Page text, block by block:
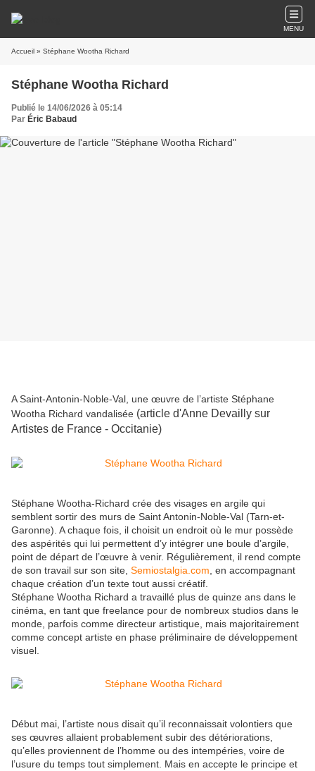
MENU
Accueil » Stéphane Wootha Richard
Stéphane Wootha Richard
Publié le 14/06/2026 à 05:14
Par Éric Babaud
A Saint-Antonin-Noble-Val , une œuvre de l’artiste Stéphane
Wootha Richard vandalisée (article d'Anne Devailly sur
Artistes de France - Occitanie)
Stéphane Wootha-Richard crée des visages en argile qui
semblent sortir des murs de Saint Antonin-Noble-Val (Tarn-et-
Garonne) A chaque fois, il choisit un endroit où le mur possède
des aspérités qui lui permettent d’y intégrer une boule d’argile,
point de départ de l’œuvre à venir. Régulièrement, il rend compte
de son travail sur son site, Semiostalgia.com , en accompagnant
chaque création d’un texte tout aussi créatif.
Stéphane Wootha Richard a travaillé plus de quinze ans dans le
cinéma, en tant que freelance pour de nombreux studios dans le
monde, parfois comme directeur artistique, mais majoritairement
comme concept artiste en phase préliminaire de développement
visuel.
Début mai, l’artiste nous disait qu’il reconnaissait volontiers que
ses œuvres allaient probablement subir des détériorations,
qu’elles proviennent de l’homme ou des intempéries, voire de
l’usure du temps tout simplement. Mais en accepte le principe et